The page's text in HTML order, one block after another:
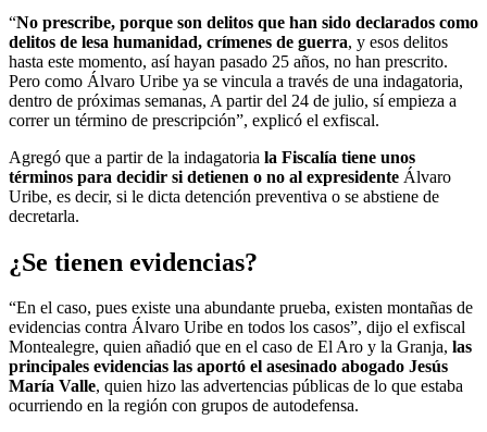
“No prescribe, porque son delitos que han sido declarados como
delitos de lesa humanidad, crímenes de guerra, y esos delitos
hasta este momento, así hayan pasado 25 años, no han prescrito.
Pero como Álvaro Uribe ya se vincula a través de una indagatoria,
dentro de próximas semanas, A partir del 24 de julio, sí empieza a
correr un término de prescripción”, explicó el exfiscal.
Agregó que a partir de la indagatoria la Fiscalía tiene unos
términos para decidir si detienen o no al expresidente Álvaro
Uribe, es decir, si le dicta detención preventiva o se abstiene de
decretarla.
¿Se tienen evidencias?
“En el caso, pues existe una abundante prueba, existen montañas de
evidencias contra Álvaro Uribe en todos los casos”, dijo el exfiscal
Montealegre, quien añadió que en el caso de El Aro y la Granja, las
principales evidencias las aportó el asesinado abogado Jesús
María Valle, quien hizo las advertencias públicas de lo que estaba
ocurriendo en la región con grupos de autodefensa.